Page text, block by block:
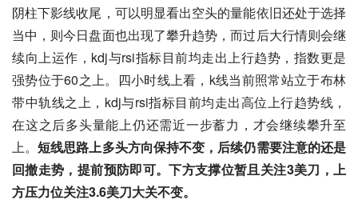
阴柱下影线收尾，可以明显看出空头的量能依旧还处于选择
当中，则今日盘面也出现了攀升趋势，而过后大行情则会继
续向上运作，kdj与rsi指标目前均走出上行趋势，指数更是
强势位于60之上。四小时线上看，k线当前照常站立于布林
带中轨线之上，kdj与rsi指标目前均走出高位上行趋势线，
在这之后多头量能上仍还需近一步蓄力，才会继续攀升至
上。短线思路上多头方向保持不变，后续仍需要注意的还是
回撤走势，提前预防即可。下方支撑位暂且关注3美刀，上
方压力位关注3.6美刀大关不变。